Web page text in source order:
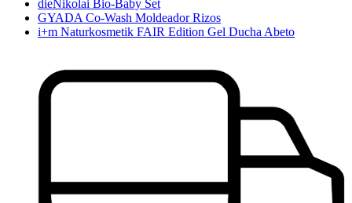
dieNikolai Bio-Baby Set
GYADA Co-Wash Moldeador Rizos
i+m Naturkosmetik FAIR Edition Gel Ducha Abeto